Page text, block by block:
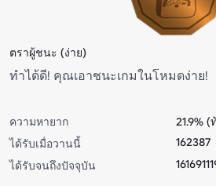
ตราผู้ชนะ (ง่าย)
ทําได้ดี! คุณเอาชนะเกมในโหมดง่าย!
ความหายาก
21.9%
ได้รับเมื่อวานนี้
162387
ได้รับจนถึงปัจจุบัน